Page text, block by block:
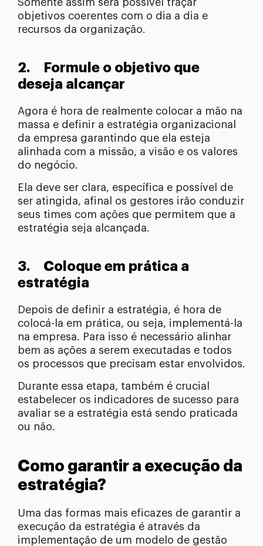
Somente assim será possível traçar
objetivos coerentes com o dia a dia e
recursos da organização.
2. Formule o objetivo que
deseja alcançar
Agora é hora de realmente colocar a mão na
massa e definir a estratégia organizacional
da empresa garantindo que ela esteja
alinhada com a missão, a visão e os valores
do negócio.
Ela deve ser clara, específica e possível de
ser atingida, afinal os gestores irão conduzir
seus times com ações que permitem que a
estratégia seja alcançada.
3. Coloque em prática a
estratégia
Depois de definir a estratégia, é hora de
colocá-la em prática, ou seja, implementá-la
na empresa. Para isso é necessário alinhar
bem as ações a serem executadas e todos
os processos que precisam estar envolvidos.
Durante essa etapa, também é crucial
estabelecer os indicadores de sucesso para
avaliar se a estratégia está sendo praticada
ou não.
Como garantir a execução da
estratégia?
Uma das formas mais eficazes de garantir a
execução da estratégia é através da
implementação de um modelo de gestão